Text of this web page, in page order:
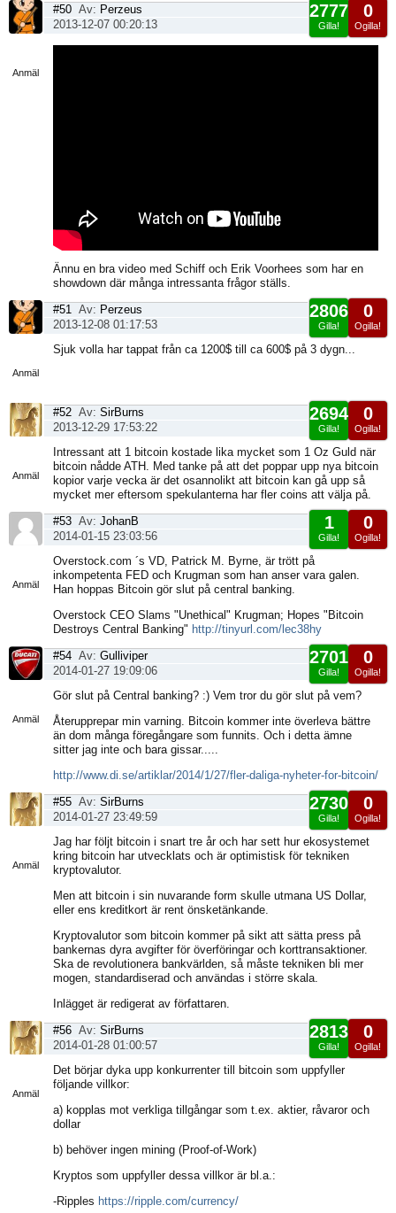
Anmäl
0
Ogilla!
2777
Gilla!
#50 Av: Perzeus
2013-12-07 00:20:13
Ännu en bra video med Schiff och Erik Voorhees som har en
showdown där många intressanta frågor ställs.
Anmäl
0
Ogilla!
2806
Gilla!
#51 Av: Perzeus
2013-12-08 01:17:53
Sjuk volla har tappat från ca 1200$ till ca 600$ på 3 dygn...
Anmäl
0
Ogilla!
2694
Gilla!
#52 Av: SirBurns
2013-12-29 17:53:22
Intressant att 1 bitcoin kostade lika mycket som 1 Oz Guld när
bitcoin nådde ATH. Med tanke på att det poppar upp nya bitcoin
kopior varje vecka är det osannolikt att bitcoin kan gå upp så
mycket mer eftersom spekulanterna har fler coins att välja på.
Anmäl
0
Ogilla!
1
Gilla!
#53 Av: JohanB
2014-01-15 23:03:56
Overstock.com ´s VD, Patrick M. Byrne, är trött på
inkompetenta FED och Krugman som han anser vara galen.
Han hoppas Bitcoin gör slut på central banking.
Overstock CEO Slams "Unethical" Krugman; Hopes "Bitcoin
Destroys Central Banking" http://tinyurl.com/lec38hy
Anmäl
0
Ogilla!
2701
Gilla!
#54 Av: Gulliviper
2014-01-27 19:09:06
Gör slut på Central banking? :) Vem tror du gör slut på vem?
Återupprepar min varning. Bitcoin kommer inte överleva bättre
än dom många föregångare som funnits. Och i detta ämne
sitter jag inte och bara gissar.....
http://www.di.se/artiklar/2014/1/27/fler-daliga-nyheter-for-bitcoin/
Anmäl
0
Ogilla!
2730
Gilla!
#55 Av: SirBurns
2014-01-27 23:49:59
Jag har följt bitcoin i snart tre år och har sett hur ekosystemet
kring bitcoin har utvecklats och är optimistisk för tekniken
kryptovalutor.
Men att bitcoin i sin nuvarande form skulle utmana US Dollar,
eller ens kreditkort är rent önsketänkande.
Kryptovalutor som bitcoin kommer på sikt att sätta press på
bankernas dyra avgifter för överföringar och korttransaktioner.
Ska de revolutionera bankvärlden, så måste tekniken bli mer
mogen, standardiserad och användas i större skala.
Inlägget är redigerat av författaren.
Anmäl
0
Ogilla!
2813
Gilla!
#56 Av: SirBurns
2014-01-28 01:00:57
Det börjar dyka upp konkurrenter till bitcoin som uppfyller
följande villkor:
a) kopplas mot verkliga tillgångar som t.ex. aktier, råvaror och
dollar
b) behöver ingen mining (Proof-of-Work)
Kryptos som uppfyller dessa villkor är bl.a.:
-Ripples https://ripple.com/currency/